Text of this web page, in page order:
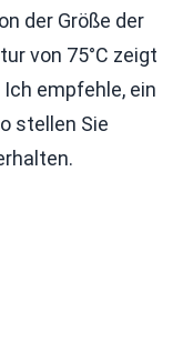
der Größe der
von 75°C zeigt
empfehle, ein
stellen Sie